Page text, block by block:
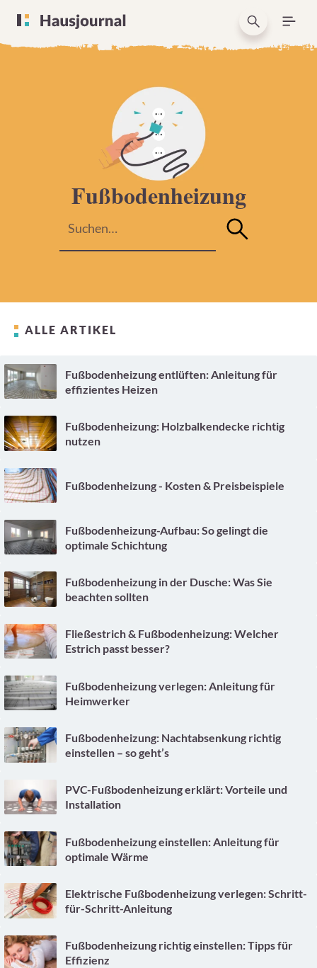
Fußbodenheizung
ALLE ARTIKEL
Fußbodenheizung entlüften: Anleitung für
effizientes Heizen
Fußbodenheizung: Holzbalkendecke richtig
nutzen
Fußbodenheizung - Kosten & Preisbeispiele
Fußbodenheizung-Aufbau: So gelingt die
optimale Schichtung
Fußbodenheizung in der Dusche: Was Sie
beachten sollten
Fließestrich & Fußbodenheizung: Welcher
Estrich passt besser?
Fußbodenheizung verlegen: Anleitung für
Heimwerker
Fußbodenheizung: Nachtabsenkung richtig
einstellen – so geht’s
PVC-Fußbodenheizung erklärt: Vorteile und
Installation
Fußbodenheizung einstellen: Anleitung für
optimale Wärme
Elektrische Fußbodenheizung verlegen: Schritt-
für-Schritt-Anleitung
Fußbodenheizung richtig einstellen: Tipps für
Effizienz